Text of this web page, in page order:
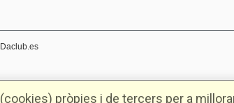
pròpies i de tercers per a
Daclub.es